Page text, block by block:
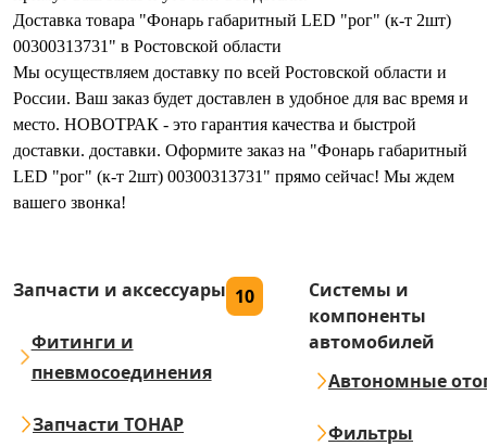
Доставка товара "Фонарь габаритный LED "рог" (к-т 2шт)
00300313731" в Ростовской области
Мы осуществляем доставку по всей Ростовской области и
России. Ваш заказ будет доставлен в удобное для вас время и
место. НОВОТРАК - это гарантия качества и быстрой
доставки. доставки. Оформите заказ на "Фонарь габаритный
LED "рог" (к-т 2шт) 00300313731" прямо сейчас! Мы ждем
вашего звонка!
Запчасти и аксессуары 10
Фитинги и
пневмосоединения
Запчасти ТОНАР
Системы и
компоненты
автомобилей
Автономные
Фильтры